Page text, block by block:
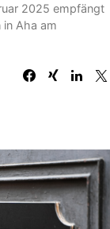
2025 empfängt
Aha am